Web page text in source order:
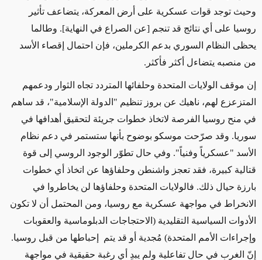
وحيث توجد قوات عسكرية على أرض المعركة، يتضاعف تأثير
روسيا على أي نتائج قد تنجم [عن الصراع في النهاية]. وطالما
يحظى النظام السوري بدعم الكرملين، فإن احتمال إقصاء الأسد
من منصبه يتضاءل أكثر فأكثر.
إن موقف الولايات المتحدة وحلفائها المتردد تجاه الثوار ودعمهم
المتزعزع لهم، ناهيك عن بروز تنظيم "الدولة الإسلامية"، قد ساهم
في منح روسيا الفرصة لاتخاذ خطوات جريئة لتحقيق أهدافها في
سوريا. وقد صرّحت موسكو بوضوح بأنها ستستمر في دعم نظام
الأسد "عسكرياً وفنياً". وفي حال تطوّر الوجود الروسي إلى قوة
قتالية كبيرة، فقد تعجز واشنطن وحلفاؤها عن اتخاذ أي خطوات
بارزة حيال ذلك. فالولايات المتحدة وحلفاؤها لن يخاطروا في
الانخراط في مواجهة عسكرية مع روسيا، ومن المحتمل أن لا تكون
الأدوات السياسية التقليدية (الاحتجاجات الدبلوماسية والعقوبات
وإجراءات الأمم المتحدة) مُجدية أو قد يتم إحباطها من قبل روسيا.
إنّ الغرب في حال تفاعلية ولم يبدِ أي رغبة حقيقية في مواجهة